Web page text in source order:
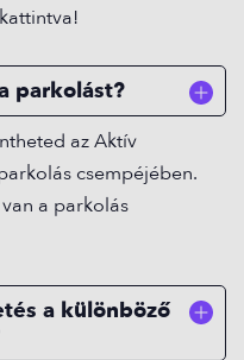
parkolást?
az Aktív
csempéjében.
a parkolás
a különböző